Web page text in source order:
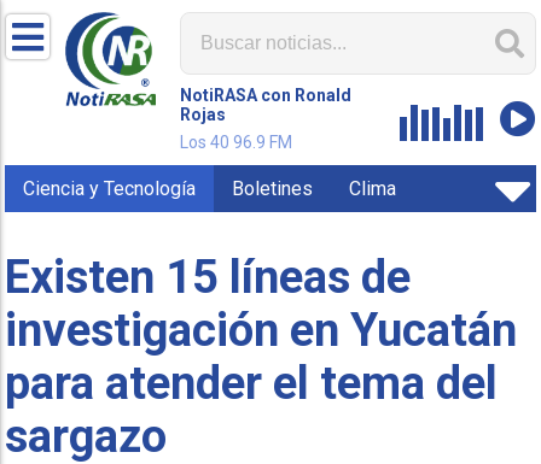
NotiRASA con Ronald
Rojas
Los 40 96.9 FM
Ciencia y Tecnología Boletines Clima
Existen 15 líneas de
investigación en Yucatán
para atender el tema del
sargazo